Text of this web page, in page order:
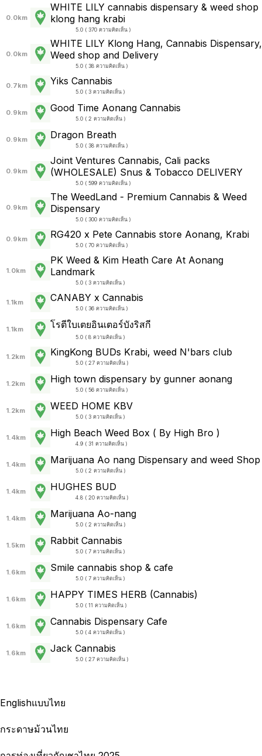
0.0km
WHITE LILY cannabis dispensary & weed shop
klong hang krabi
5.0 ( 370 ความคิดเห็น )
0.0km
WHITE LILY Klong Hang, Cannabis Dispensary,
Weed shop and Delivery
5.0 ( 38 ความคิดเห็น )
0.7km Yiks Cannabis
5.0 ( 3 ความคิดเห็น )
0.9km Good Time Aonang Cannabis
5.0 ( 2 ความคิดเห็น )
0.9km Dragon Breath
5.0 ( 38 ความคิดเห็น )
0.9km
Joint Ventures Cannabis, Cali packs
(WHOLESALE) Snus & Tobacco DELIVERY
5.0 ( 599 ความคิดเห็น )
0.9km
The WeedLand - Premium Cannabis & Weed
Dispensary
5.0 ( 300 ความคิดเห็น )
0.9km RG420 x Pete Cannabis store Aonang, Krabi
5.0 ( 70 ความคิดเห็น )
1.0km
PK Weed & Kim Heath Care At Aonang
Landmark
5.0 ( 3 ความคิดเห็น )
1.1km CANABY x Cannabis
5.0 ( 36 ความคิดเห็น )
1.1km โรตีใบเตยอินเตอร์บังริสกี
5.0 ( 8 ความคิดเห็น )
1.2km KingKong BUDs Krabi, weed N'bars club
5.0 ( 27 ความคิดเห็น )
1.2km High town dispensary by gunner aonang
5.0 ( 56 ความคิดเห็น )
1.2km WEED HOME KBV
5.0 ( 3 ความคิดเห็น )
1.4km High Beach Weed Box ( By High Bro )
4.9 ( 31 ความคิดเห็น )
1.4km Marijuana Ao nang Dispensary and weed Shop
5.0 ( 2 ความคิดเห็น )
1.4km HUGHES BUD
4.8 ( 20 ความคิดเห็น )
1.4km Marijuana Ao-nang
5.0 ( 2 ความคิดเห็น )
1.5km Rabbit Cannabis
5.0 ( 7 ความคิดเห็น )
1.6km Smile cannabis shop & cafe
5.0 ( 7 ความคิดเห็น )
1.6km HAPPY TIMES HERB (Cannabis)
5.0 ( 11 ความคิดเห็น )
1.6km Cannabis Dispensary Cafe
5.0 ( 4 ความคิดเห็น )
1.6km Jack Cannabis
5.0 ( 27 ความคิดเห็น )
Englishแบบไทย
กระดาษม้วนไทย